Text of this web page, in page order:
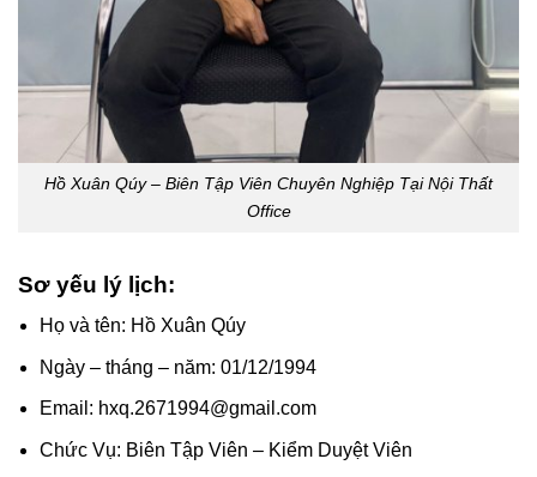
Hồ Xuân Qúy – Biên Tập Viên Chuyên Nghiệp Tại Nội Thất
Office
Sơ yếu lý lịch:
Họ và tên: Hồ Xuân Qúy
Ngày – tháng – năm: 01/12/1994
Email: hxq.2671994@gmail.com
Chức Vụ: Biên Tập Viên – Kiểm Duyệt Viên